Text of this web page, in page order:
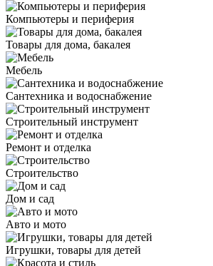
Компьютеры и периферия
Товары для дома, бакалея
Мебель
Сантехника и водоснабжение
Строительный инструмент
Ремонт и отделка
Строительство
Дом и сад
Авто и мото
Игрушки, товары для детей